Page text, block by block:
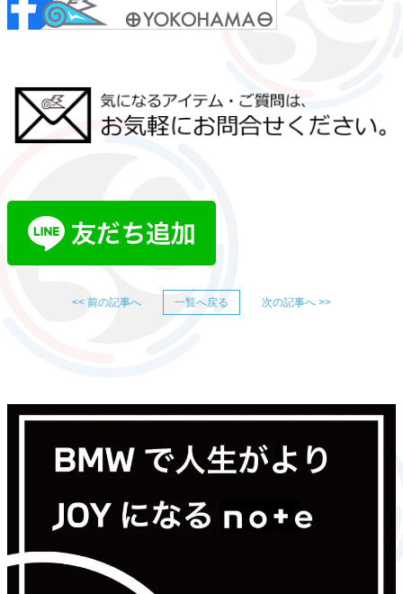
<< 前の記事へ 一覧へ戻る 次の記事へ >>